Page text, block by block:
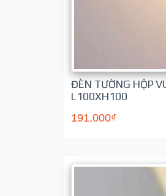
ĐÈN TƯỜNG HỘP
L100XH100
191,000₫